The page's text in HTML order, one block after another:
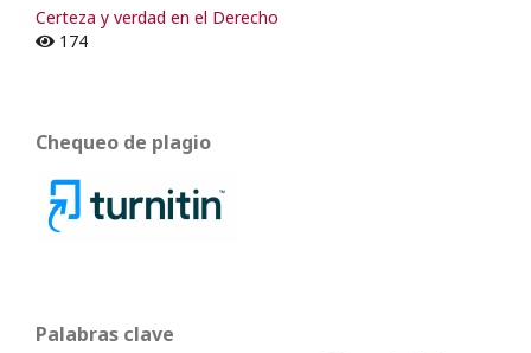
Certeza y verdad en el Derecho
174
Chequeo de plagio
Palabras clave